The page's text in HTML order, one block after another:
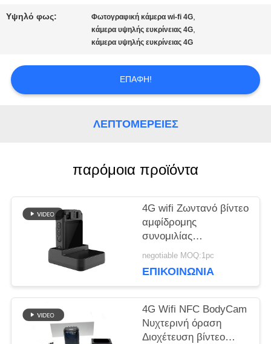
ΕΡΓΟΣΤΆΣΙΟ
ΈΛΕΓΧΟΣ
ΠΟΙΌΤΗΤΑΣ
ΜΑΣ
ΕΙΔΉΣΕΙΣ
ΥΠΟΘΈΣΕΙΣ
ΖΗΤΉΣΤΕ
Υψηλό φως: Φωτογραφική κάμερα wi-fi 4G,
κάμερα υψηλής ευκρίνειας 4G,
κάμερα υψηλής ευκρίνειας 4G
ΕΠΑΦΉ!
ΛΕΠΤΟΜΈΡΕΙΕΣ
παρόμοια προϊόντα
4G wifi Ζωντανό βίντεο
αμφίδρομης
συνομιλίας
καταγραφέας bodycam
στρατεύματα
μάχης
negotiable MOQ:1pc
ΕΠΙΚΟΙΝΩΝΊΑ
4G Wifi NFC BodyCam
Νυχτερινή όραση
Διοχέτευση βίντεο